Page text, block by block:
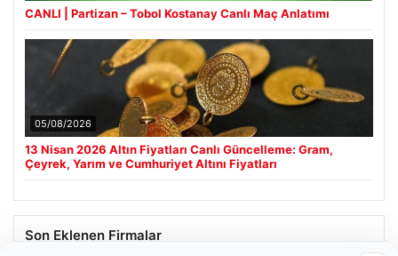
CANLI | Partizan – Tobol Kostanay Canlı Maç Anlatımı
05/08/2026
13 Nisan 2026 Altın Fiyatları Canlı Güncelleme: Gram,
Çeyrek, Yarım ve Cumhuriyet Altını Fiyatları
Son Eklenen Firmalar